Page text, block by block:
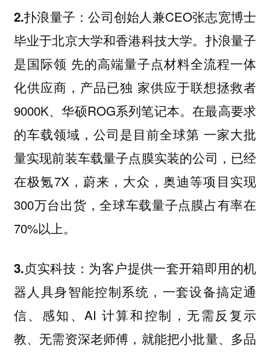
2.扑浪量子：公司创始人兼CEO张志宽博士
毕业于北京大学和香港科技大学。扑浪量子
是国际领 先的高端量子点材料全流程一体
化供应商，产品已独 家供应于联想拯救者
9000K、华硕ROG系列笔记本。在最高要求
的车载领域，公司是目前全球第 一家大批
量实现前装车载量子点膜实装的公司，已经
在极氪7X，蔚来，大众，奥迪等项目实现
300万台出货，全球车载量子点膜占有率在
70%以上。
3.贞实科技： 为客户提供一套开箱即用的机
器人具身智能控制系统，一套设备搞定通
信、感知、AI 计算和控制，无需反复示
教、无需资深老师傅，就能把小批量、多品